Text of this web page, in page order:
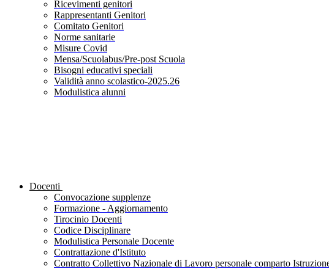
Ricevimenti genitori
Rappresentanti Genitori
Comitato Genitori
Norme sanitarie
Misure Covid
Mensa/Scuolabus/Pre-post Scuola
Bisogni educativi speciali
Validità anno scolastico-2025.26
Modulistica alunni
Docenti
Convocazione supplenze
Formazione - Aggiornamento
Tirocinio Docenti
Codice Disciplinare
Modulistica Personale Docente
Contrattazione d'Istituto
Contratto Collettivo Nazionale di Lavoro personale comparto